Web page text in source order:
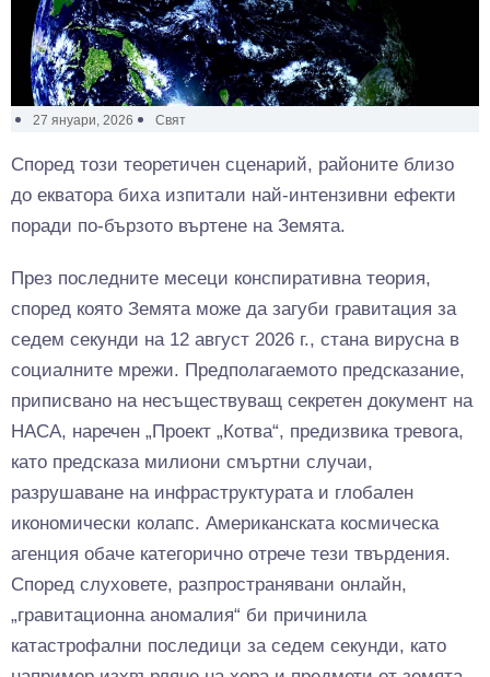
27 януари, 2026 Свят
Според този теоретичен сценарий, районите близо
до екватора биха изпитали най-интензивни ефекти
поради по-бързото въртене на Земята.
През последните месеци конспиративна теория,
според която Земята може да загуби гравитация за
седем секунди на 12 август 2026 г., стана вирусна в
социалните мрежи. Предполагаемото предсказание,
приписвано на несъществуващ секретен документ на
НАСА, наречен „Проект „Котва“, предизвика тревога,
като предсказа милиони смъртни случаи,
разрушаване на инфраструктурата и глобален
икономически колапс. Американската космическа
агенция обаче категорично отрече тези твърдения.
Според слуховете, разпространявани онлайн,
„гравитационна аномалия“ би причинила
катастрофални последици за седем секунди, като